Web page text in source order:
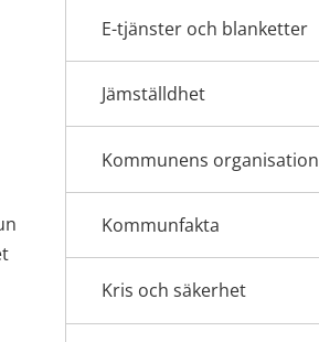
E-tjänster och blanketter
Jämställdhet
Kommunens organisation
Kommunfakta
Kris och säkerhet